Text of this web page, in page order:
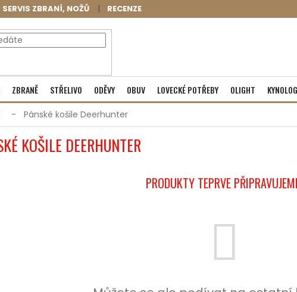
ZBRANÍ, NOŽŮ RECENZE
NÁKUPNÍ
KOŠÍK
Prázdný košík
ZBRANĚ STŘELIVO ODĚVY OBUV LOVECKÉ POTŘEBY OLIGHT
Pánské košile Deerhunter
KOŠILE DEERHUNTER
PRODUKTY TEPRVE